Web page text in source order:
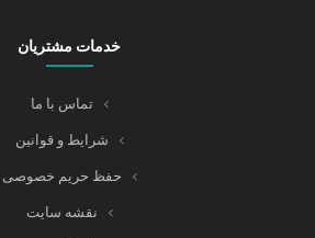
خدمات مشتریان
تماس با ما
شرایط و قوانین
حفظ حریم خصوصی
نقشه سایت